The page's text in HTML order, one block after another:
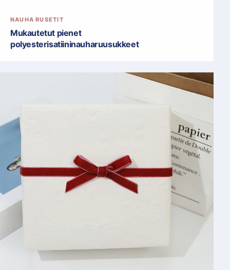
NAUHA RUSETIT
Mukautetut pienet
polyesterisatiininauharuusukkeet